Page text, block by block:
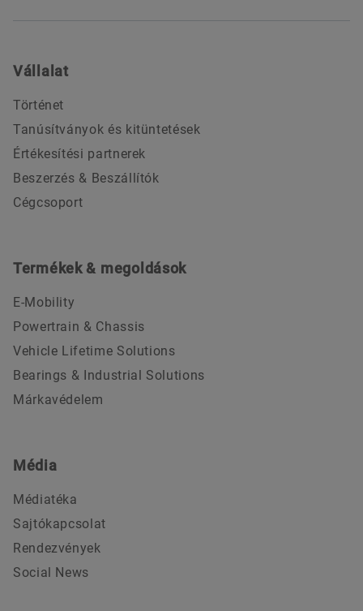
Vállalat
Történet
Tanúsítványok és kitüntetések
Értékesítési partnerek
Beszerzés & Beszállítók
Cégcsoport
Termékek & megoldások
E-Mobility
Powertrain & Chassis
Vehicle Lifetime Solutions
Bearings & Industrial Solutions
Márkavédelem
Média
Médiatéka
Sajtókapcsolat
Rendezvények
Social News